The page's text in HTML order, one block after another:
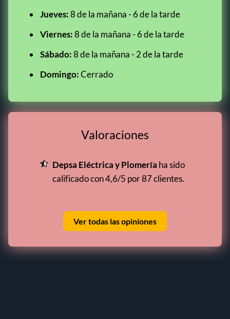
Jueves:8 de la mañana - 6 de la tarde
Viernes:8 de la mañana - 6 de la tarde
Sábado:8 de la mañana - 2 de la tarde
Domingo:Cerrado
Valoraciones
Depsa Eléctrica y Plomería ha sido
calificado con 4,6/5 por 87 clientes.
Ver todas las opiniones